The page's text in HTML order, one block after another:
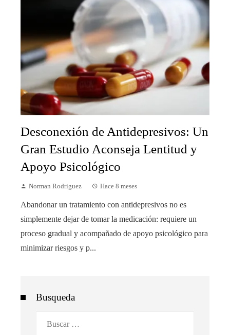
Desconexión de Antidepresivos: Un
Gran Estudio Aconseja Lentitud y
Apoyo Psicológico
Norman Rodriguez Hace 8 meses
Abandonar un tratamiento con antidepresivos no es
simplemente dejar de tomar la medicación: requiere un
proceso gradual y acompañado de apoyo psicológico para
minimizar riesgos y p...
Busqueda